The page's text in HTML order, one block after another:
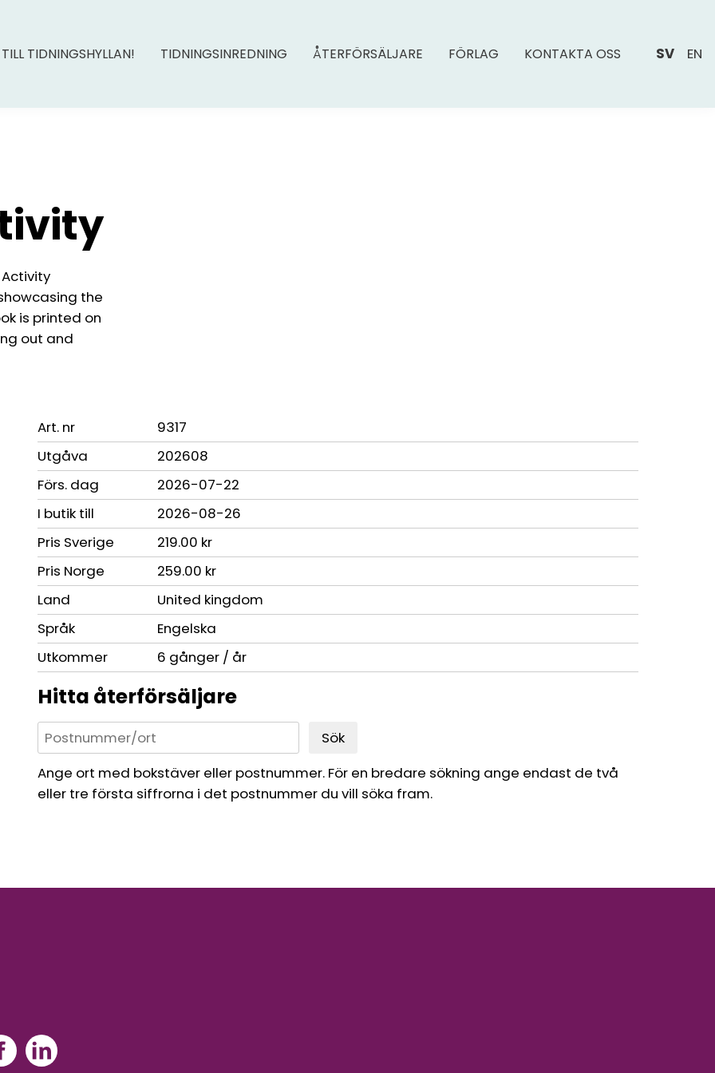
TIDNINGSHYLLAN! TIDNINGSINREDNING ÅTERFÖRSÄLJARE FÖRLAG KONTAKTA OSS SV EN
the
is printed on
out and
Art. nr
9317
Utgåva
202608
Förs. dag
2026-07-22
I butik till
2026-08-26
Pris Sverige
219.00 kr
Pris Norge
259.00 kr
Land
United kingdom
Språk
Engelska
Utkommer
6 gånger / år
Hitta återförsäljare
Sök
Ange ort med bokstäver eller postnummer. För en bredare sökning ange endast de två
eller tre första siffrorna i det postnummer du vill söka fram.